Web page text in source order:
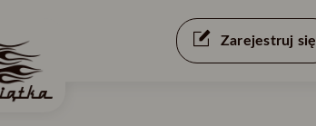
Zarejestruj się